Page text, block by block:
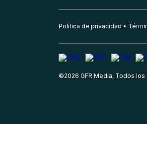
Política de privacidad
©2026 GFR Media, Todos